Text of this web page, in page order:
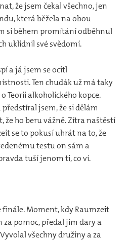
že jsem čekal všechno, jen
která běžela na obou
si během promítání odběhnul
uklidnil své svědomí.
a já jsem se ocitl
Ten chudák už má taky
Teorii alkoholického kopce.
jsem, že si dělám
že ho beru vážně. Zítra naštěstí
se to pokusí uhrát na to, že
testu on sám a
tuší jenom ti, co ví.
finále. Moment, kdy Raumzeit
za pomoc, předal jim dary a
všechny družiny a za